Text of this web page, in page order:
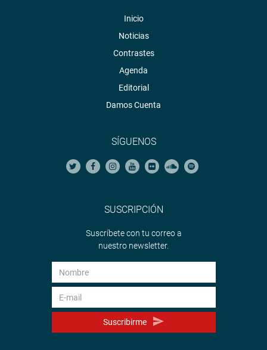
Inicio
Noticias
Contrastes
Agenda
Editorial
Damos Cuenta
SÍGUENOS
SUSCRIPCIÓN
Suscríbete con tu correo a
nuestro newsletter.
Suscribirme